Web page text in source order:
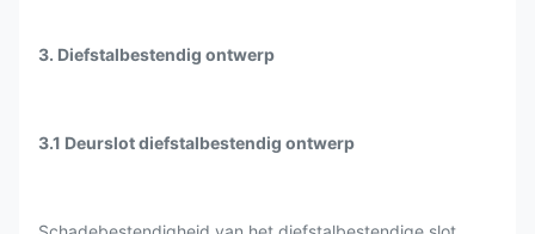
3. Diefstalbestendig ontwerp
3.1 Deurslot diefstalbestendig ontwerp